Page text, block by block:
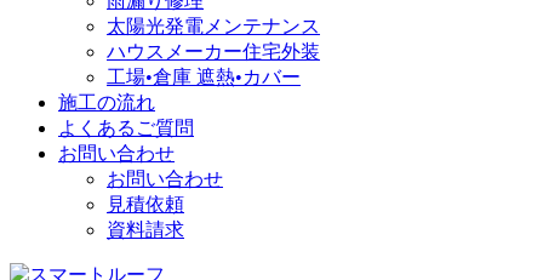
太陽光発電メンテナンス
ハウスメーカー住宅外装
工場•倉庫 遮熱•カバー
施工の流れ
よくあるご質問
お問い合わせ
お問い合わせ
見積依頼
資料請求